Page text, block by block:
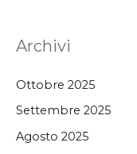
Archivi
Ottobre 2025
Settembre 2025
Agosto 2025